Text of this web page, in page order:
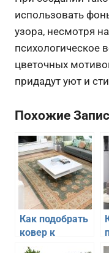
использовать
узора, несмотря
психологическое
цветочных
придадут уют и
Похожие
Как подобрать
ковер к
интерьеру